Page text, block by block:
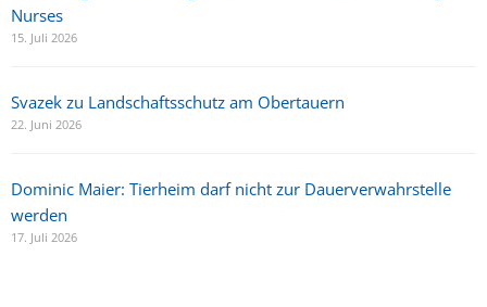
Nurses
15. Juli 2026
Svazek zu Landschaftsschutz am Obertauern
22. Juni 2026
Dominic Maier: Tierheim darf nicht zur Dauerverwahrstelle
werden
17. Juli 2026